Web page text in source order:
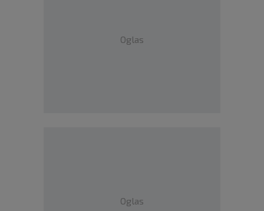
Oglas
Oglas